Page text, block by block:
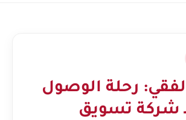
رحلة الوصول
شركة تسويق